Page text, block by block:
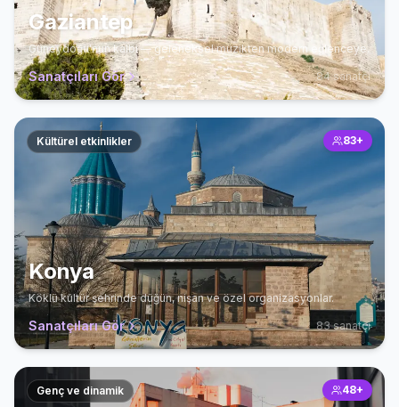
Gaziantep
Güneydoğu'nun kalbi — geleneksel müzikten modern eğlenceye.
Sanatçıları Gör 84sanatçı
Kültürel etkinlikler 83+
Konya
Köklü kültür şehrinde düğün, nişan ve özel organizasyonlar.
Sanatçıları Gör 83sanatçı
Genç ve dinamik 48+